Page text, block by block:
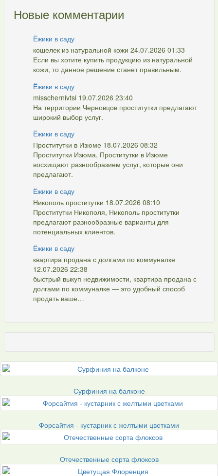
Новые комментарии
Ёжики в саду
кошелек из натуральной кожи 24.07.2026 01:33
Если вы хотите купить продукцию из натуральной
кожи, то данное решение станет правильным.
Ёжики в саду
misschernivtsi 19.07.2026 23:40
На территории Черновцов проститутки предлагают
широкий выбор услуг.
Ёжики в саду
Проститутки в Изюме 18.07.2026 08:32
Проститутки Изюма, Проститутки в Изюме
восхищают разнообразием услуг, которые они
предлагают.
Ёжики в саду
Никополь проститутки 18.07.2026 08:10
Проститутки Никополя, Никополь проститутки
предлагают разнообразные варианты для
потенциальных клиентов.
Ёжики в саду
квартира продана с долгами по коммуналке
12.07.2026 22:38
быстрый выкуп недвижимости, квартира продана с
долгами по коммуналке — это удобный способ
продать ваше…
Сурфиния на балконе
Форсайтия - кустарник с желтыми цветками
Отечественные сорта флоксов